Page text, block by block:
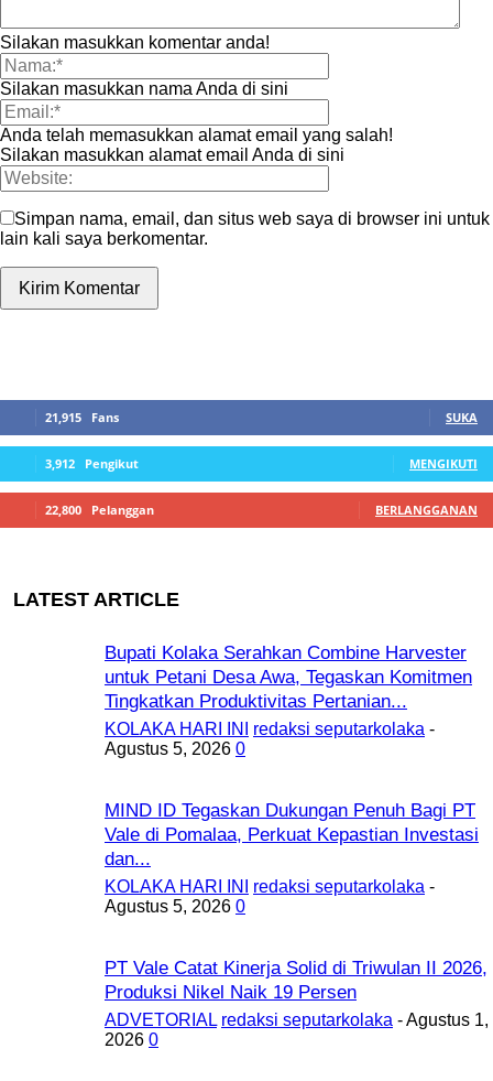
Silakan masukkan komentar anda!
Silakan masukkan nama Anda di sini
Anda telah memasukkan alamat email yang salah!
Silakan masukkan alamat email Anda di sini
Simpan nama, email, dan situs web saya di browser ini untuk
lain kali saya berkomentar.
21,915 Fans SUKA
3,912 Pengikut MENGIKUTI
22,800 Pelanggan BERLANGGANAN
LATEST ARTICLE
Bupati Kolaka Serahkan Combine Harvester
untuk Petani Desa Awa, Tegaskan Komitmen
Tingkatkan Produktivitas Pertanian...
KOLAKA HARI INI redaksi seputarkolaka -
Agustus 5, 2026 0
MIND ID Tegaskan Dukungan Penuh Bagi PT
Vale di Pomalaa, Perkuat Kepastian Investasi
dan...
KOLAKA HARI INI redaksi seputarkolaka -
Agustus 5, 2026 0
PT Vale Catat Kinerja Solid di Triwulan II 2026,
Produksi Nikel Naik 19 Persen
ADVETORIAL redaksi seputarkolaka -Agustus 1,
2026 0